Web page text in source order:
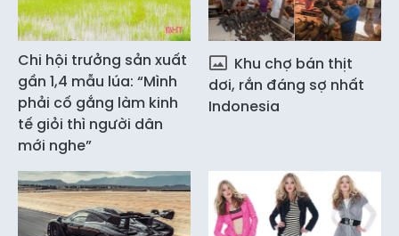
Chi hội trưởng sản xuất
gần 1,4 mẫu lúa: “Mình
phải cố gắng làm kinh
tế giỏi thì người dân
mới nghe”
Khu chợ bán thịt
dơi, rắn đáng sợ nhất
Indonesia